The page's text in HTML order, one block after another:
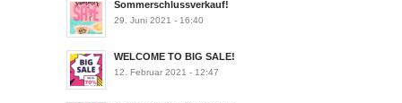
Sommerschlussverkauf!
29. Juni 2021 - 16:40
WELCOME TO BIG SALE!
12. Februar 2021 - 12:47